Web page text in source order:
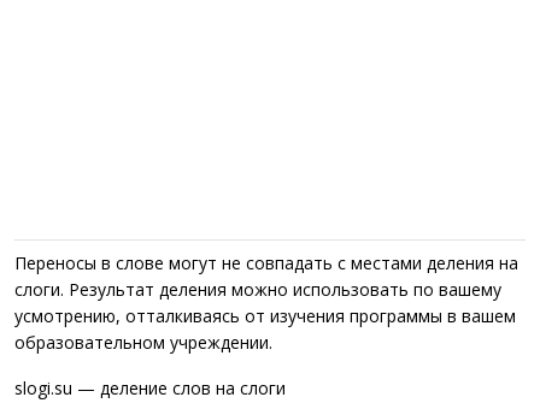
Переносы в слове могут не совпадать с местами деления на
слоги. Результат деления можно использовать по вашему
усмотрению, отталкиваясь от изучения программы в вашем
образовательном учреждении.
slogi.su — деление слов на слоги